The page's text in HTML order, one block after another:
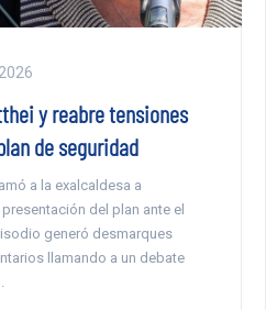
y reabre tensiones
de seguridad
a la exalcaldesa a
del plan ante el
generó desmarques
llamando a un debate